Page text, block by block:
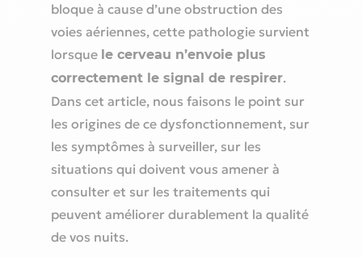
bloque à cause d’une obstruction des
voies aériennes, cette pathologie survient
lorsque le cerveau n’envoie plus
correctement le signal de respirer.
Dans cet article, nous faisons le point sur
les origines de ce dysfonctionnement, sur
les symptômes à surveiller, sur les
situations qui doivent vous amener à
consulter et sur les traitements qui
peuvent améliorer durablement la qualité
de vos nuits.